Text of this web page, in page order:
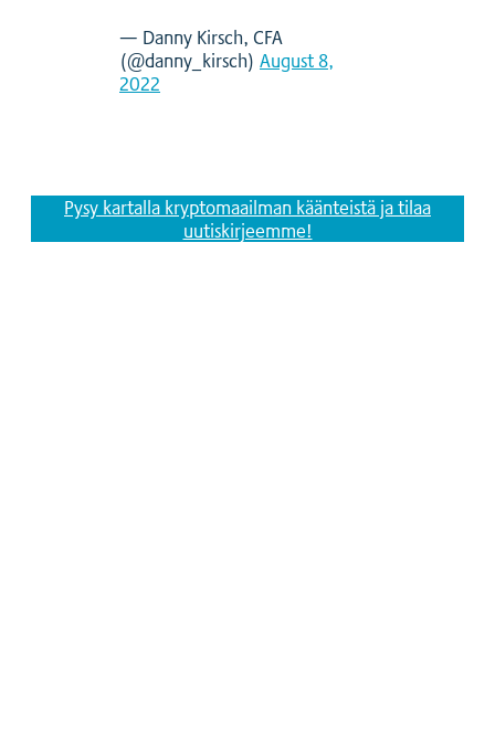
— Danny Kirsch, CFA
(@danny_kirsch) August 8,
2022
Pysy kartalla kryptomaailman käänteistä ja tilaa
uutiskirjeemme!